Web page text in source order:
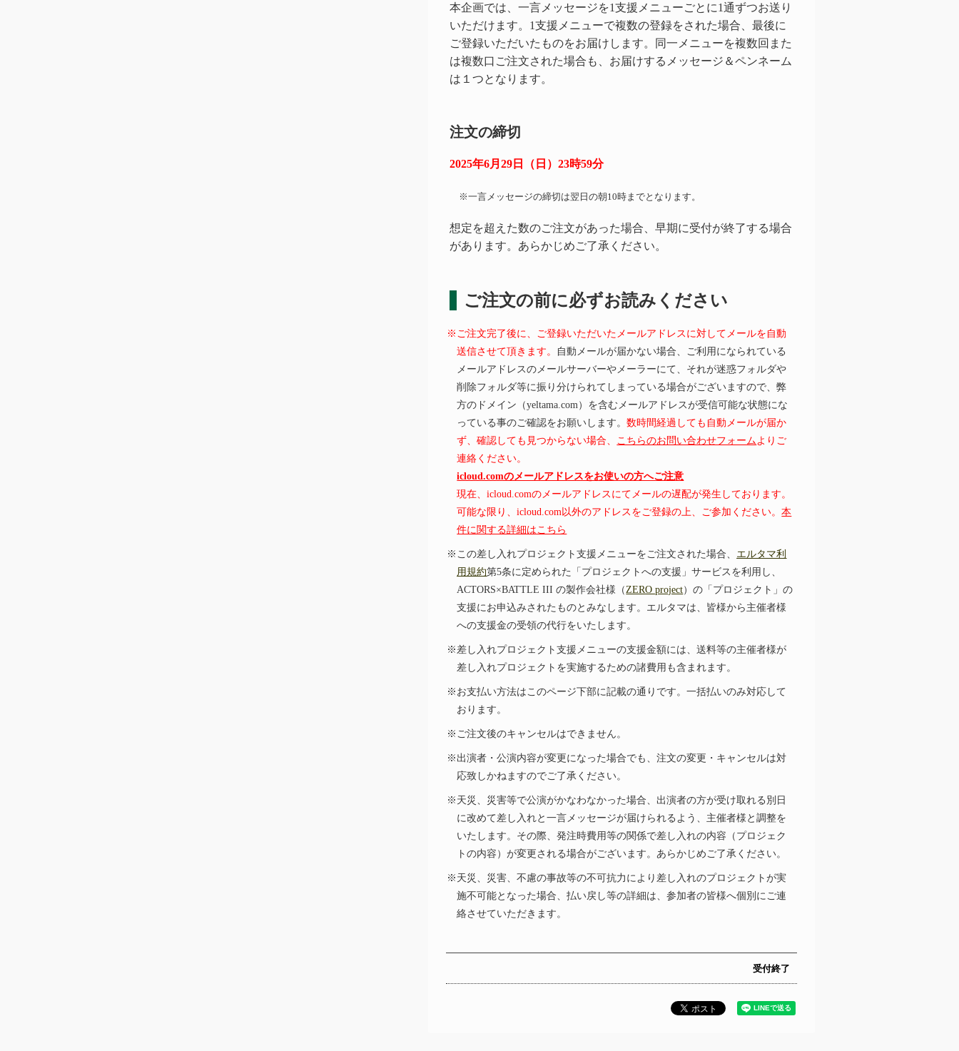
本企画では、一言メッセージを1支援メニューごとに1通ずつお送り
いただけます。1支援メニューで複数の登録をされた場合、最後に
ご登録いただいたものをお届けします。同一メニューを複数回また
は複数口ご注文された場合も、お届けするメッセージ＆ペンネーム
は１つとなります。
注文の締切
2025年6月29日（日）23時59分
※一言メッセージの締切は翌日の朝10時までとなります。
想定を超えた数のご注文があった場合、早期に受付が終了する場合
があります。あらかじめご了承ください。
ご注文の前に必ずお読みください
※ご注文完了後に、ご登録いただいたメールアドレスに対してメールを自動
送信させて頂きます。
自動メールが届かない場合、ご利用になられている
メールアドレスのメールサーバーやメーラーにて、それが迷惑フォルダや
削除フォルダ等に振り分けられてしまっている場合がございますので、弊
方のドメイン（yeltama.com）を含むメールアドレスが受信可能な状態にな
っている事のご確認をお願いします。数時間経過しても自動メールが届か
ず、確認しても見つからない場合、
こちらのお問い合わせフォーム よりご
連絡ください。
icloud.comのメールアドレスをお使いの方へご注意
現在、icloud.comのメールアドレスにてメールの遅配が発生しております。
可能な限り、icloud.com以外のアドレスをご登録の上、ご参加ください。本
件に関する詳細はこちら
※この差し入れプロジェクト支援メニューをご注文された場合、 エルタマ利
用規約第5条に定められた「プロジェクトへの支援」サービスを利用し、
ACTORS×BATTLE III の製作会社様（ ZERO project）の「プロジェクト」の
支援にお申込みされたものとみなします。エルタマは、皆様から主催者様
への支援金の受領の代行をいたします。
※差し入れプロジェクト支援メニューの支援金額には、送料等の主催者様が
差し入れプロジェクトを実施するための諸費用も含まれます。
※お支払い方法はこのページ下部に記載の通りです。一括払いのみ対応して
おります。
※ご注文後のキャンセルはできません。
※出演者・公演内容が変更になった場合でも、注文の変更・キャンセルは対
応致しかねますのでご了承ください。
※天災、災害等で公演がかなわなかった場合、出演者の方が受け取れる別日
に改めて差し入れと一言メッセージが届けられるよう、主催者様と調整を
いたします。その際、発注時費用等の関係で差し入れの内容（プロジェク
トの内容）が変更される場合がございます。あらかじめご了承ください。
※天災、災害、不慮の事故等の不可抗力により差し入れのプロジェクトが実
施不可能となった場合、払い戻し等の詳細は、参加者の皆様へ個別にご連
絡させていただきます。
受付終了